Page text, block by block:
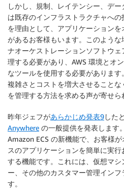
しかし、規制、レイテンシー、デ
は既存のインフラストラクチャへ
を理由として、アプリケーション
があるお客様もいます。このよう
ナオーケストレーションソフトウ
理する必要があり、AWS 環境とオ
なツールを使用する必要がありま
複雑さとコストを増大させること
を管理する方法を求める声が寄せら
昨年ジェフがあらかじめ発表9した
Anywhere の一般提供を発表します
Amazon ECS の新機能で、お客様
スのアプリケーションを簡単に実
する機能です。これには、仮想マ
ー、その他のカスタマー管理イン
す。